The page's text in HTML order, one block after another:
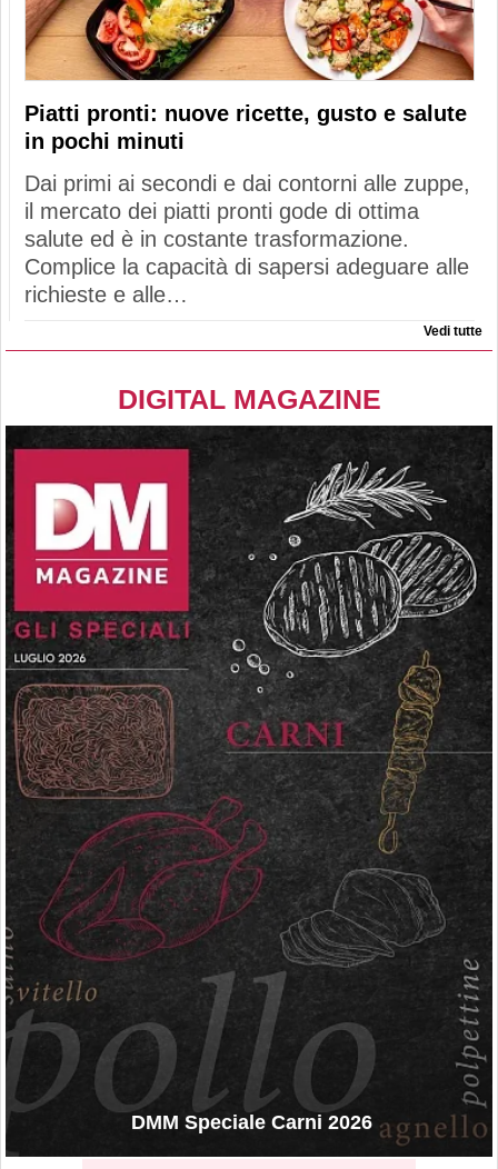
Piatti pronti: nuove ricette, gusto e salute
in pochi minuti
Dai primi ai secondi e dai contorni alle zuppe,
il mercato dei piatti pronti gode di ottima
salute ed è in costante trasformazione.
Complice la capacità di sapersi adeguare alle
richieste e alle…
Vedi tutte
DIGITAL MAGAZINE
DMM Speciale Carni 2026